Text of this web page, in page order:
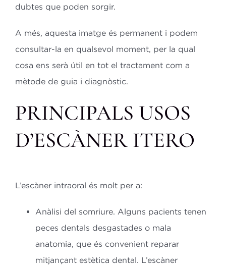
dubtes que poden sorgir.
A més, aquesta imatge és permanent i podem
consultar-la en qualsevol moment, per la qual
cosa ens serà útil en tot el tractament com a
mètode de guia i diagnòstic.
PRINCIPALS USOS
D’ESCÀNER ITERO
L’escàner intraoral és molt per a:
Anàlisi del somriure. Alguns pacients tenen
peces dentals desgastades o mala
anatomia, que és convenient reparar
mitjançant estètica dental. L’escàner